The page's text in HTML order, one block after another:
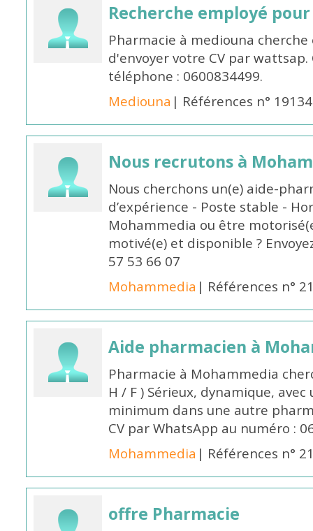
Recherche employé
Pharmacie à mediouna
d'envoyer votre CV par
téléphone : 0600834499.
Mediouna | Références n° 19134
Nous recrutons à
Nous cherchons un(e) aide-
d’expérience - Poste stable -
Mohammedia ou être
motivé(e) et disponible ?
57 53 66 07
Mohammedia | Références n°
Aide pharmacien à
Pharmacie à Mohammedia
H / F ) Sérieux, dynamique,
minimum dans une autre
CV par WhatsApp au numéro :
Mohammedia | Références n°
offre Pharmacie